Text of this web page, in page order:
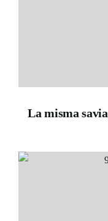
La misma savia